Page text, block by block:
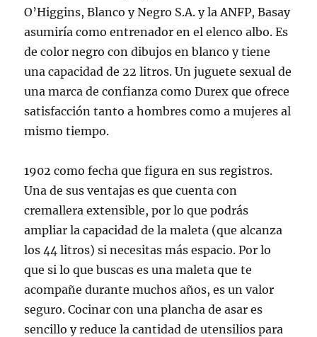
O’Higgins, Blanco y Negro S.A. y la ANFP, Basay
asumiría como entrenador en el elenco albo. Es
de color negro con dibujos en blanco y tiene
una capacidad de 22 litros. Un juguete sexual de
una marca de confianza como Durex que ofrece
satisfacción tanto a hombres como a mujeres al
mismo tiempo.
1902 como fecha que figura en sus registros.
Una de sus ventajas es que cuenta con
cremallera extensible, por lo que podrás
ampliar la capacidad de la maleta (que alcanza
los 44 litros) si necesitas más espacio. Por lo
que si lo que buscas es una maleta que te
acompañe durante muchos años, es un valor
seguro. Cocinar con una plancha de asar es
sencillo y reduce la cantidad de utensilios para